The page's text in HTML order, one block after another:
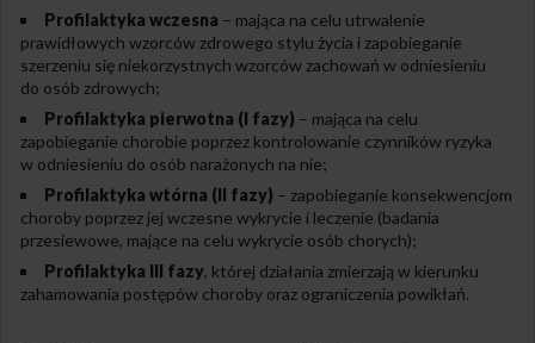
Profilaktyka wczesna – mająca na celu utrwalenie
prawidłowych wzorców zdrowego stylu życia i zapobieganie
szerzeniu się niekorzystnych wzorców zachowań w odniesieniu
do osób zdrowych;
Profilaktyka pierwotna (I fazy) – mająca na celu
zapobieganie chorobie poprzez kontrolowanie czynników ryzyka
w odniesieniu do osób narażonych na nie;
Profilaktyka wtórna (II fazy) – zapobieganie konsekwencjom
choroby poprzez jej wczesne wykrycie i leczenie (badania
przesiewowe, mające na celu wykrycie osób chorych);
Profilaktyka III fazy, której działania zmierzają w kierunku
zahamowania postępów choroby oraz ograniczenia powikłań.